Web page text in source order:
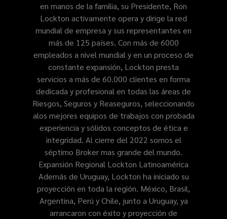
en manos de la familia, su Presidente, Ron
Lockton activamente opera y dirige la red
mundial de empresa y sus representantes en
más de 125 países. Con más de 6000
empleados a nivel mundial y en un proceso de
constante expansión, Lockton presta
servicios a más de 60.000 clientes en forma
dedicada y profesional en todas las áreas de
Riesgos, Seguros y Reaseguros, seleccionando
alos mejores equipos de trabajos con probada
experiencia y sólidos conceptos de ética e
integridad. Al cierre del 2022 somos el
séptimo Broker mas grande del mundo.
Expansión Regional Lockton Latinoamérica
Además de Uruguay, Lockton ha iniciado su
proyección en toda la región. México, Brasil,
Argentina, Perú y Chile, junto a Uruguay, ya
arrancaron con éxito y proyección de